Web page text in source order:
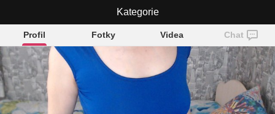
Adorableberry
Profil Fotky Videa Chat
Kategorie